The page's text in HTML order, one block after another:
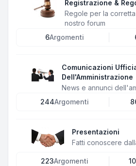
Registrazione &
Regole per la
nostro forum
6Argomenti
Comunicazioni
Dell'Amministrazione
News e annunci
244Argomenti
Presentazioni
Fatti conoscere
223Argomenti